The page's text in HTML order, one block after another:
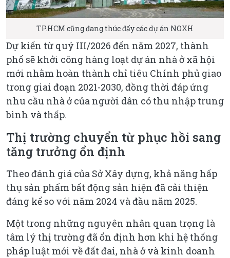
TP.HCM cũng đang thúc đẩy các dự án NOXH
Dự kiến từ quý III/2026 đến năm 2027, thành
phố sẽ khởi công hàng loạt dự án nhà ở xã hội
mới nhằm hoàn thành chỉ tiêu Chính phủ giao
trong giai đoạn 2021-2030, đồng thời đáp ứng
nhu cầu nhà ở của người dân có thu nhập trung
bình và thấp.
Thị trường chuyển từ phục hồi sang
tăng trưởng ổn định
Theo đánh giá của Sở Xây dựng, khả năng hấp
thụ sản phẩm bất động sản hiện đã cải thiện
đáng kể so với năm 2024 và đầu năm 2025.
Một trong những nguyên nhân quan trọng là
tâm lý thị trường đã ổn định hơn khi hệ thống
pháp luật mới về đất đai, nhà ở và kinh doanh